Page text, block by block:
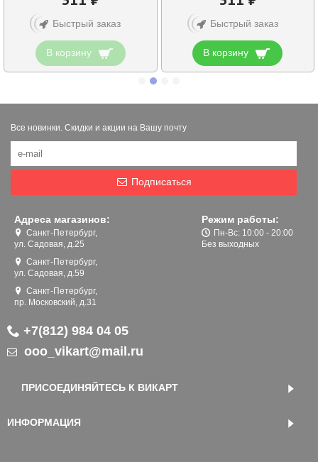
Быстрый заказ
В корзину
Быстрый заказ
В корзину
Все новинки. Скидки и акции на Вашу почту
Подписаться
Адреса магазинов:
Санкт-Петербург,
ул. Садовая, д.25
Санкт-Петербург,
ул. Садовая, д.59
Санкт-Петербург,
пр. Московский, д.31
Режим работы:
Пн-Вс: 10:00 - 20:00
Без выходных
+7(812) 984 04 05
ooo_vikart@mail.ru
ПРИСОЕДИНЯЙТЕСЬ К ВИКАРТ
ИНФОРМАЦИЯ